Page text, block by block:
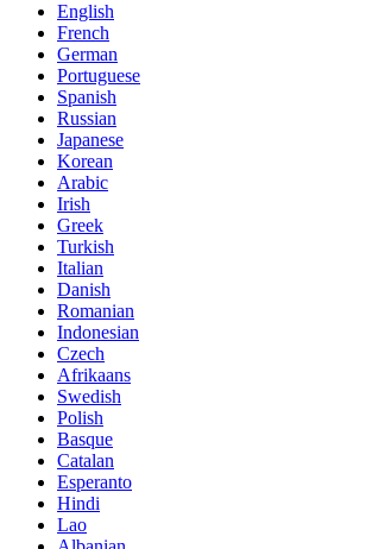
English
French
German
Portuguese
Spanish
Russian
Japanese
Korean
Arabic
Irish
Greek
Turkish
Italian
Danish
Romanian
Indonesian
Czech
Afrikaans
Swedish
Polish
Basque
Catalan
Esperanto
Hindi
Lao